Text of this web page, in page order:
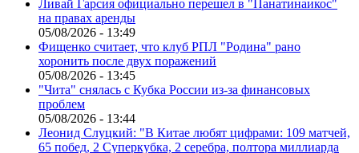
Ливай Гарсия официально перешел в "Панатинаикос"
на правах аренды
05/08/2026 - 13:49
Фищенко считает, что клуб РПЛ "Родина" рано
хоронить после двух поражений
05/08/2026 - 13:45
"Чита" снялась с Кубка России из-за финансовых
проблем
05/08/2026 - 13:44
Леонид Слуцкий: "В Китае любят цифрами: 109 матчей,
65 побед, 2 Суперкубка, 2 серебра, полтора миллиарда